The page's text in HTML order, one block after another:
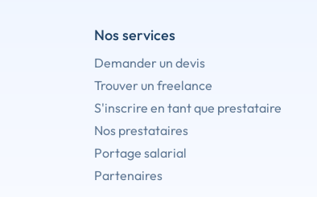
Nos services
Demander un devis
Trouver un freelance
S'inscrire en tant que prestataire
Nos prestataires
Portage salarial
Partenaires